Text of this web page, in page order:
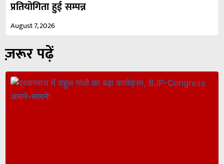
प्रतियोगिता हुई सम्पन्न
August 7, 2026
ज़रूर पढ़ें